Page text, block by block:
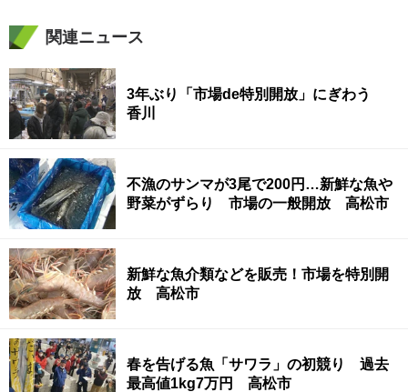
関連ニュース
3年ぶり「市場de特別開放」にぎわう
香川
不漁のサンマが3尾で200円…新鮮な魚や
野菜がずらり 市場の一般開放 高松市
新鮮な魚介類などを販売！市場を特別開
放 高松市
春を告げる魚「サワラ」の初競り 過去
最高値1kg7万円 高松市